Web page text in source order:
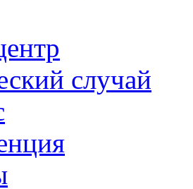
случай